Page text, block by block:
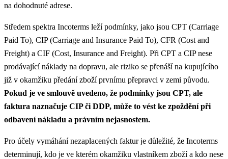
na dohodnuté adrese.
Středem spektra Incoterms leží podmínky, jako jsou CPT (Carriage
Paid To), CIP (Carriage and Insurance Paid To), CFR (Cost and
Freight) a CIF (Cost, Insurance and Freight). Při CPT a CIP nese
prodávající náklady na dopravu, ale riziko se přenáší na kupujícího
již v okamžiku předání zboží prvnímu přepravci v zemi původu.
Pokud je ve smlouvě uvedeno, že podmínky jsou CPT, ale
faktura naznačuje CIP či DDP, může to vést ke zpoždění při
odbavení nákladu a právním nejasnostem.
Pro účely vymáhání nezaplacených faktur je důležité, že Incoterms
determinují, kdo je ve kterém okamžiku vlastníkem zboží a kdo nese